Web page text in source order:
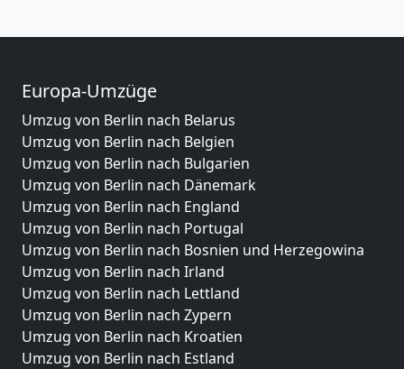
Europa-Umzüge
Umzug von Berlin nach Belarus
Umzug von Berlin nach Belgien
Umzug von Berlin nach Bulgarien
Umzug von Berlin nach Dänemark
Umzug von Berlin nach England
Umzug von Berlin nach Portugal
Umzug von Berlin nach Bosnien und Herzegowina
Umzug von Berlin nach Irland
Umzug von Berlin nach Lettland
Umzug von Berlin nach Zypern
Umzug von Berlin nach Kroatien
Umzug von Berlin nach Estland